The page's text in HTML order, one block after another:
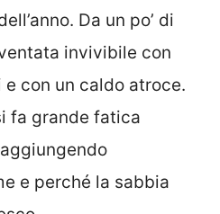
Da un po’ di
invivibile con
con un caldo atroce.
fa grande fatica
e perché la sabbia